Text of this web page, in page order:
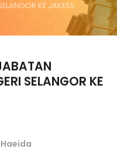
KE JAKESS
SELANGOR KE